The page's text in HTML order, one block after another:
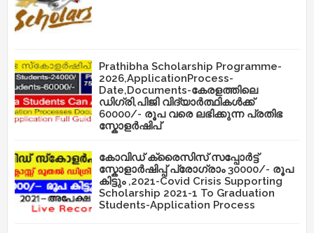
Prathibha Scholarship Programme-
2026,ApplicationProcess-
Date,Documents-കേരളത്തിലെ
ഡിഗ്രി,പിജി വിദ്യാർത്ഥികൾക്ക്
60000/- രൂപ വരെ ലഭിക്കുന്ന പ്രതിഭ
സ്കോളർഷിപ്
കോവിഡ് ക്രൈസിസ് സപ്പോർട്ട്
സ്കോളാർഷിപ്പ് പ്രോഗ്രാം 30000/- രൂപ
കിട്ടും ,2021-Covid Crisis Supporting
Scholarship 2021-1 To Graduation
Students-Application Process